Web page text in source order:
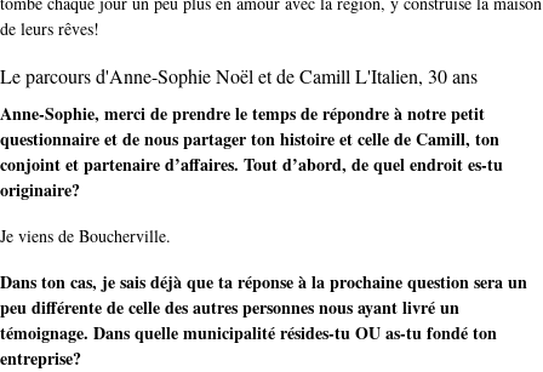
de leurs rêves!
Le parcours d'Anne-Sophie Noël et de Camill L'Italien, 30 ans
Anne-Sophie, merci de prendre le temps de répondre à notre petit
questionnaire et de nous partager ton histoire et celle de Camill, ton
conjoint et partenaire d’affaires. Tout d’abord, de quel endroit es-tu
originaire?
Je viens de Boucherville.
Dans ton cas, je sais déjà que ta réponse à la prochaine question sera un
peu différente de celle des autres personnes nous ayant livré un
témoignage. Dans quelle municipalité résides-tu OU as-tu fondé ton
entreprise?